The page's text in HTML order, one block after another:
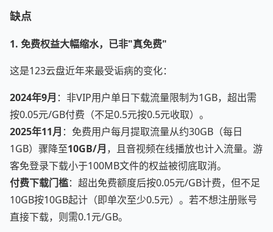
缺点
1. 免费权益大幅缩水，已非"真免费"
这是123云盘近年来最受诟病的变化：
2024年9月 ：非VIP用户单日下载流量限制为1GB，超出需
按0.05元/GB付费（不足0.5元按0.5元收取）。
2025年11月 ：免费用户每月提取流量从约30GB（每日
1GB）骤降至10GB/月，且音视频在线播放也计入流量。游
客免登录下载小于100MB文件的权益被彻底取消。
付费下载门槛：超出免费额度后按0.05元/GB计费，但不足
10GB按10GB起计（即单次至少0.5元）。若不想注册账号
直接下载，则需0.1元/GB。